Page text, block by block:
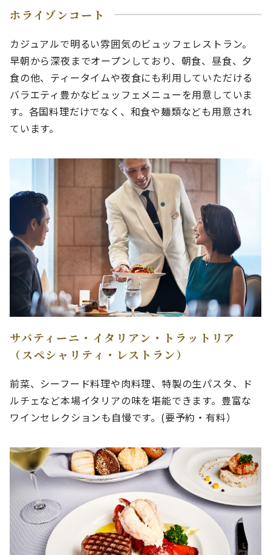
ホライゾンコート
カジュアルで明るい雰囲気のビュッフェレストラン。
早朝から深夜までオープンしており、朝食、昼食、夕
食の他、ティータイムや夜食にも利用していただける
バラエティ豊かなビュッフェメニューを用意していま
す。各国料理だけでなく、和食や麺類なども用意され
ています。
サバティーニ・イタリアン・トラットリア
（スペシャリティ・レストラン）
前菜、シーフード料理や肉料理、特製の生パスタ、ド
ルチェなど本場イタリアの味を堪能できます。豊富な
ワインセレクションも自慢です。(要予約・有料）